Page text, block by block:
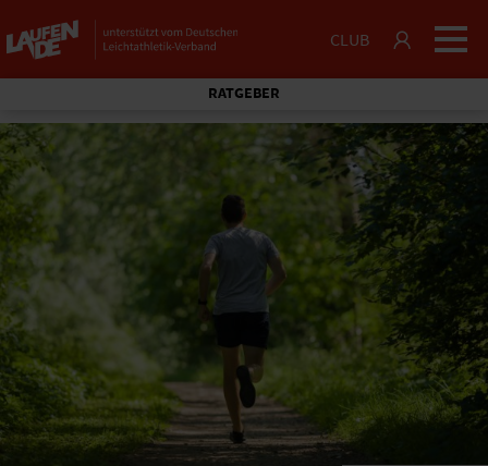
CLUB
RATGEBER